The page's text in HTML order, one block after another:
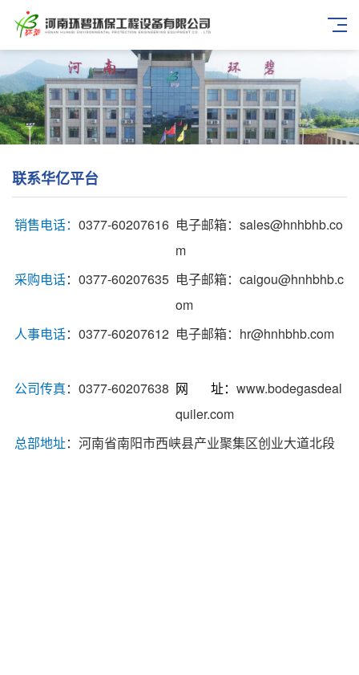
联系华亿平台
销售电话： 0377-60207616 电子邮箱：sales@hnhbhb.co
m
采购电话：0377-60207635 电子邮箱：caigou@hnhbhb.c
om
人事电话：0377-60207612 电子邮箱：hr@hnhbhb.com
公司传真：0377-60207638 网 址： www.bodegasdeal
quiler.com
总部地址：河南省南阳市西峡县产业聚集区创业大道北段